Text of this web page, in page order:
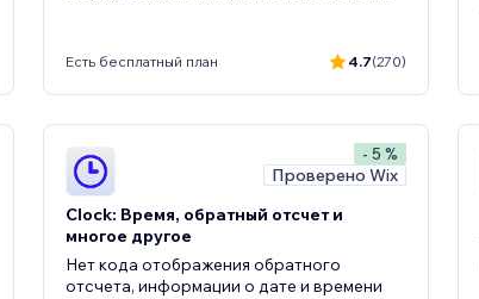
Есть бесплатный план 4.7(270)
- 5 %
Проверено Wix
Clock: Время, обратный отсчет и
многое другое
Нет кода отображения обратного
отсчета, информации о дате и времени